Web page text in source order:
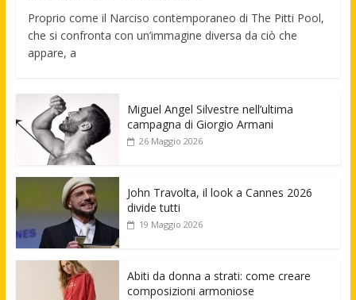
Proprio come il Narciso contemporaneo di The Pitti Pool,
che si confronta con un’immagine diversa da ciò che
appare, a
Miguel Angel Silvestre nell’ultima
campagna di Giorgio Armani
26 Maggio 2026
John Travolta, il look a Cannes 2026
divide tutti
19 Maggio 2026
Abiti da donna a strati: come creare
composizioni armoniose